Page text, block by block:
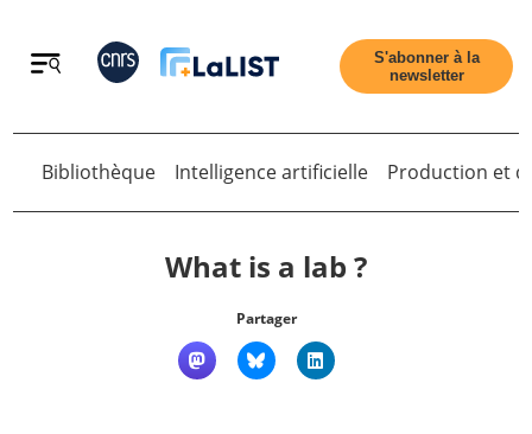
Retour
S'abonner à la
newsletter
Retour
Bibliothèque Intelligence artificielle Production et
What is a lab ?
Partager